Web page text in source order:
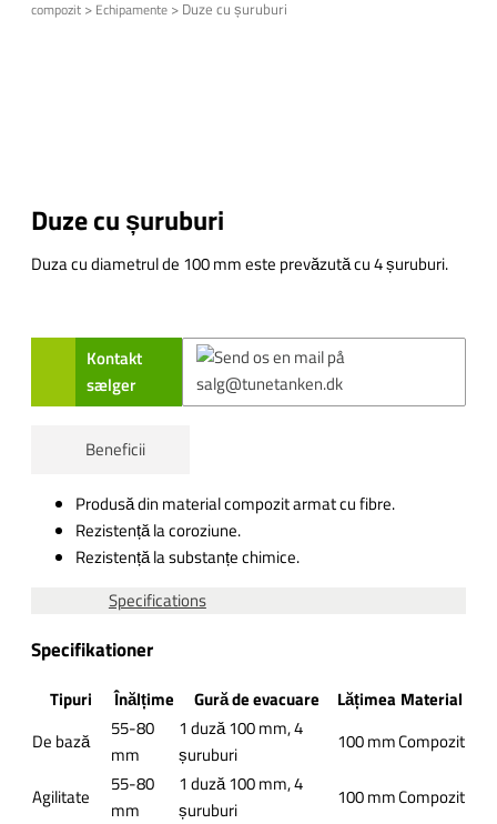
compozit > Echipamente > Duze cu șuruburi
Duze cu șuruburi
Duza cu diametrul de 100 mm este prevăzută cu 4 șuruburi.
Kontakt
sælger
Beneficii
Produsă din material compozit armat cu fibre.
Rezistență la coroziune.
Rezistență la substanțe chimice.
Specifications
Specifikationer
Tipuri Înălțime Gură de evacuare Lățimea Material
De bază
55-80
mm
1 duză 100 mm, 4
șuruburi
100 mmCompozit
Agilitate
55-80
mm
1 duză 100 mm, 4
șuruburi
100 mmCompozit